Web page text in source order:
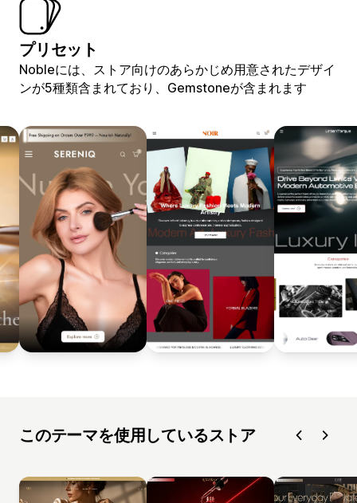
プリセット
Nobleには、ストア向けのあらかじめ用意されたデザイ
ンが5種類含まれており、Gemstoneが含まれます
このテーマを使用しているストア